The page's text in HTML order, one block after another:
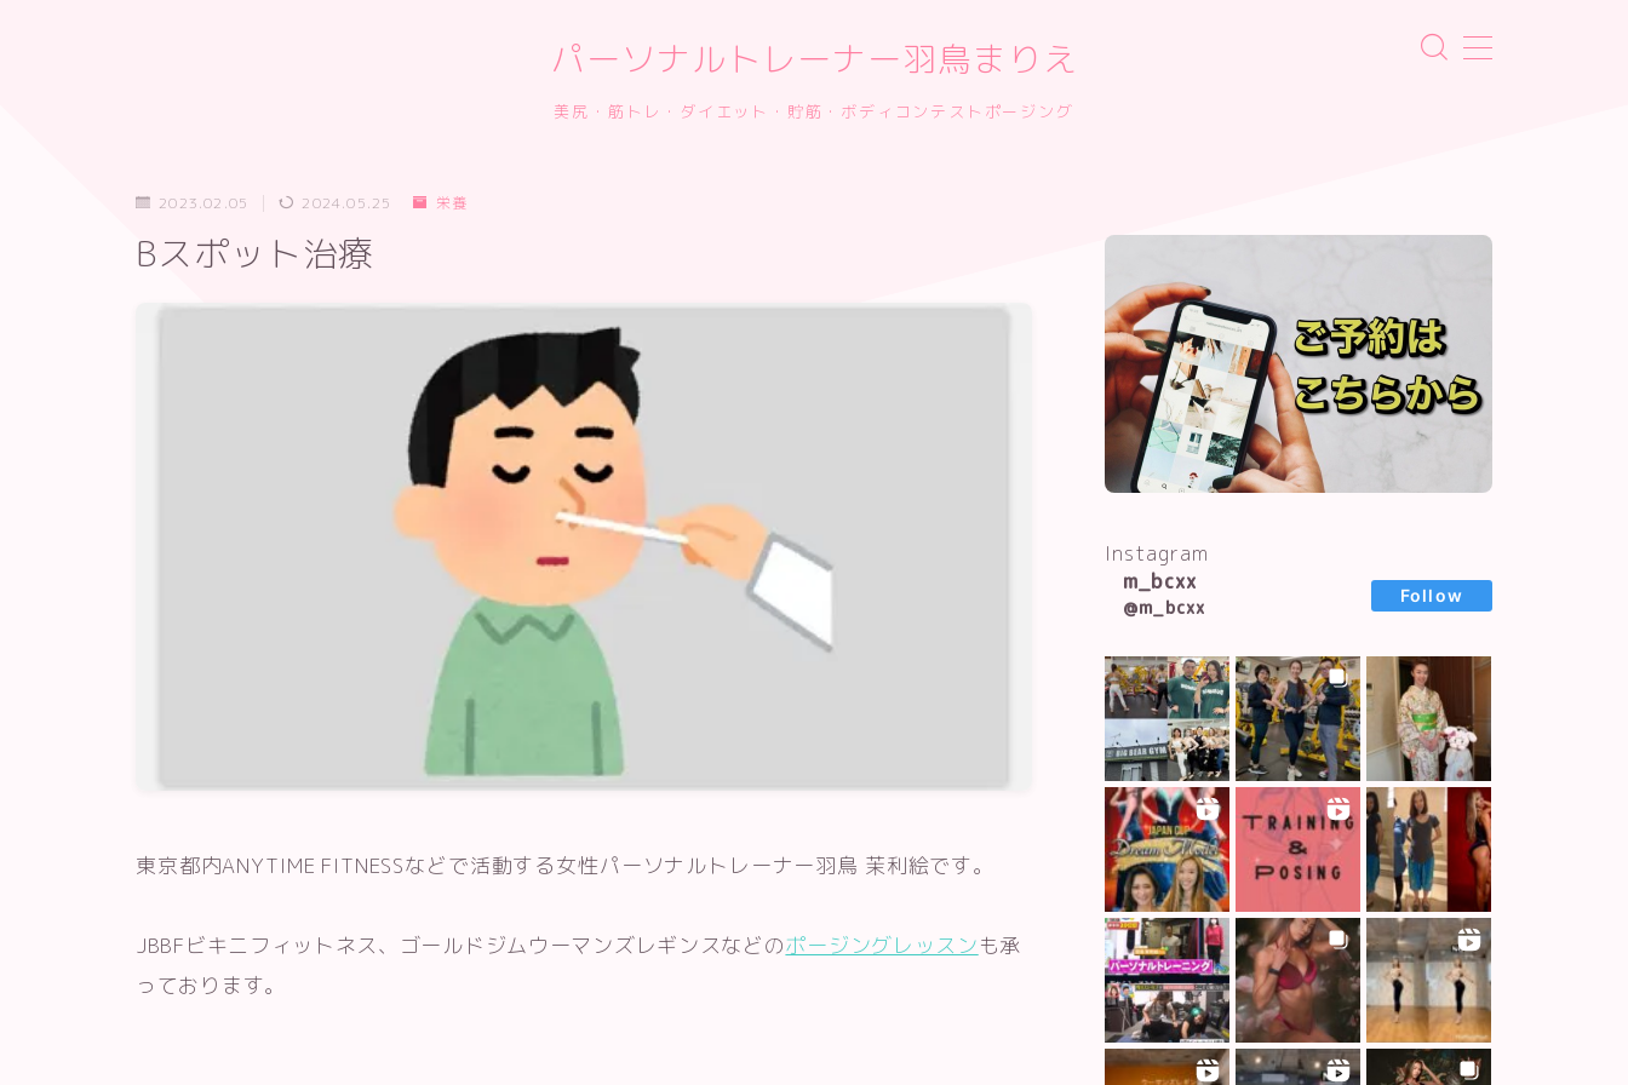
パーソナルトレーナー羽鳥まりえ
美尻・筋トレ・ダイエット・貯筋・ボディコンテストポージング
お客様の声
フィットネス大会の準備
パーソナルトレーニング
パーソナルトレーニング料金・店舗
2023.02.05 2024.05.25 栄養
Bスポット治療
東京都内ANYTIME FITNESSなどで活動する女性パーソナルトレーナー羽鳥 茉利絵です。
JBBFビキニフィットネス、ゴールドジムウーマンズレギンスなどのポージングレッスンも承
っております。
Instagram
m_bcxx
@m_bcxx
Follow